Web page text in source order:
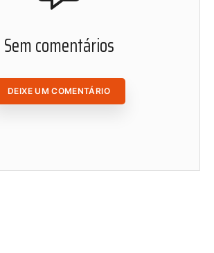
Sem comentários
DEIXE UM COMENTÁRIO